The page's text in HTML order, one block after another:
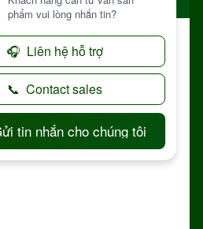
TẠI NHẬT BẢN
知県刈谷市神明町6丁目308番地 ファミ